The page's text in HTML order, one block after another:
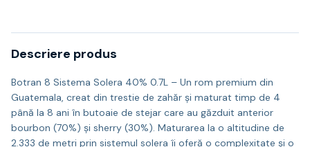
Descriere produs
Botran 8 Sistema Solera 40% 0.7L – Un rom premium din
Guatemala, creat din trestie de zahăr și maturat timp de 4
până la 8 ani în butoaie de stejar care au găzduit anterior
bourbon (70%) și sherry (30%). Maturarea la o altitudine de
2.333 de metri prin sistemul solera îi oferă o complexitate și o